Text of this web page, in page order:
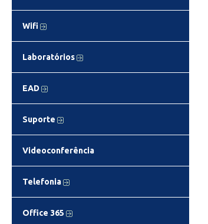
Wifi
Laboratórios
EAD
Suporte
Videoconferência
Telefonia
Office 365